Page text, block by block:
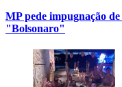
MP pede impugnação
"Bolsonaro"